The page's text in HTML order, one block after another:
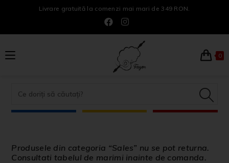
Livrare gratuită la comenzi mai mari de 349 RON.
0
Produsele din categoria “Sales” nu se pot returna.
Consultati tabelul de marimi inainte de comanda.